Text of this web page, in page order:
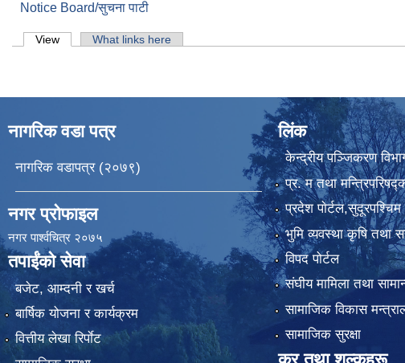
Notice Board/सुचना पाटी
Primary tabs
View (active tab)What links here
नागरिक वडा पत्र
नागरिक वडापत्र (२०७९)
नगर प्रोफाइल
नगर पार्श्वचित्र २०७५
तपाईंको सेवा
बजेट, आम्दनी र खर्च
बार्षिक योजना र कार्यक्रम
वित्तीय लेखा रिर्पाेट
लिंक
केन्द्रीय पञ्जिकरण
प्र. म तथा
प्रदेश
भुमि व्यवस्था कृषि तथा
विपद पोर्टल
संघीय मामिला तथा
सामाजिक विकास
सामाजिक सुरक्षा